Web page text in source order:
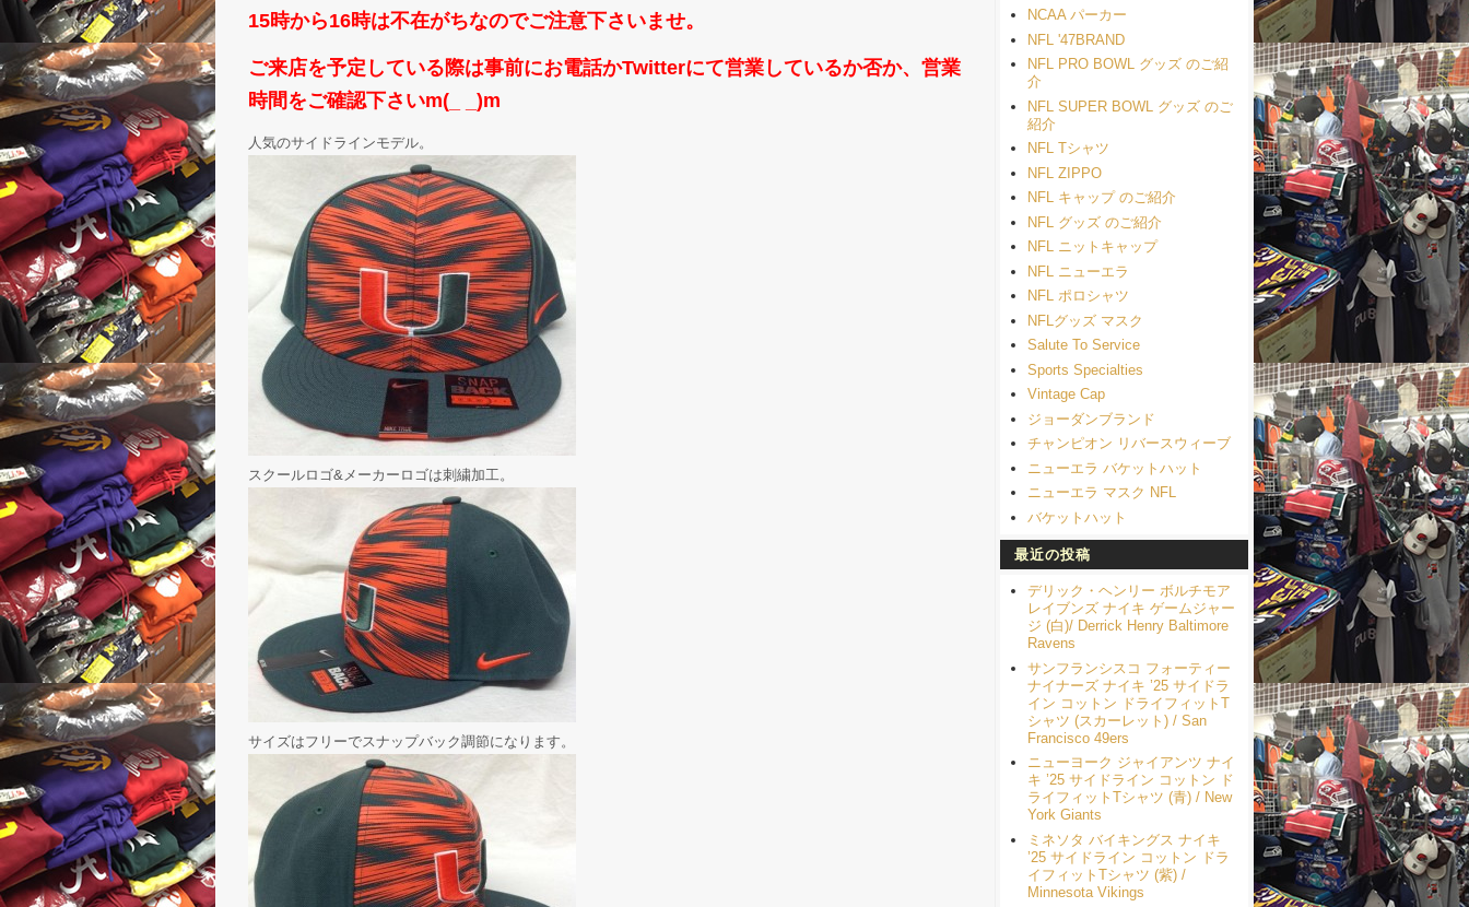
15時から16時は不在がちなのでご注意下さいませ。
ご来店を予定している際は事前にお電話かTwitterにて営業しているか否か、営業
時間をご確認下さいm(_ _)m
人気のサイドラインモデル。
スクールロゴ&メーカーロゴは刺繍加工。
サイズはフリーでスナップバック調節になります。
NCAA パーカー
NFL '47BRAND
NFL PRO BOWL グッズ のご紹
介
NFL SUPER BOWL グッズ のご
紹介
NFL Tシャツ
NFL ZIPPO
NFL キャップ のご紹介
NFL グッズ のご紹介
NFL ニットキャップ
NFL ニューエラ
NFL ポロシャツ
NFLグッズ マスク
Salute To Service
Sports Specialties
Vintage Cap
ジョーダンブランド
チャンピオン リバースウィーブ
ニューエラ バケットハット
ニューエラ マスク NFL
バケットハット
最近の投稿
デリック・ヘンリー ボルチモア
レイブンズ ナイキ ゲームジャー
ジ (白)/ Derrick Henry Baltimore
Ravens
サンフランシスコ フォーティー
ナイナーズ ナイキ ’25 サイドラ
イン コットン ドライフィットT
シャツ (スカーレット) / San
Francisco 49ers
ニューヨーク ジャイアンツ ナイ
キ ’25 サイドライン コットン ド
ライフィットTシャツ (青) / New
York Giants
ミネソタ バイキングス ナイキ
’25 サイドライン コットン ドラ
イフィットTシャツ (紫) /
Minnesota Vikings